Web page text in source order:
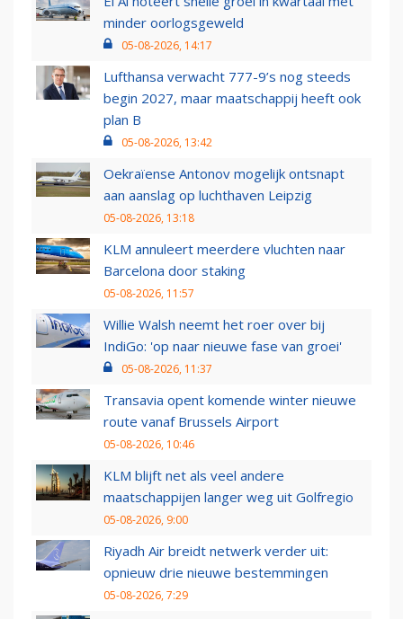
minder oorlogsgeweld
05-08-2026, 14:17
Lufthansa verwacht 777-9’s nog steeds
begin 2027, maar maatschappij heeft ook
plan B
05-08-2026, 13:42
Oekraïense Antonov mogelijk ontsnapt
aan aanslag op luchthaven Leipzig
05-08-2026, 13:18
KLM annuleert meerdere vluchten naar
Barcelona door staking
05-08-2026, 11:57
Willie Walsh neemt het roer over bij
IndiGo: 'op naar nieuwe fase van groei'
05-08-2026, 11:37
Transavia opent komende winter nieuwe
route vanaf Brussels Airport
05-08-2026, 10:46
KLM blijft net als veel andere
maatschappijen langer weg uit Golfregio
05-08-2026, 9:00
Riyadh Air breidt netwerk verder uit:
opnieuw drie nieuwe bestemmingen
05-08-2026, 7:29